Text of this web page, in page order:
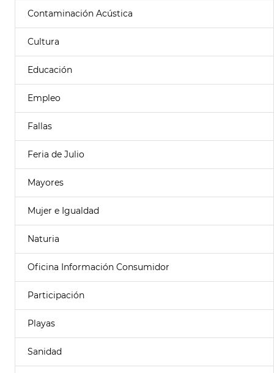
Contaminación Acústica
Cultura
Educación
Empleo
Fallas
Feria de Julio
Mayores
Mujer e Igualdad
Naturia
Oficina Información Consumidor
Participación
Playas
Sanidad